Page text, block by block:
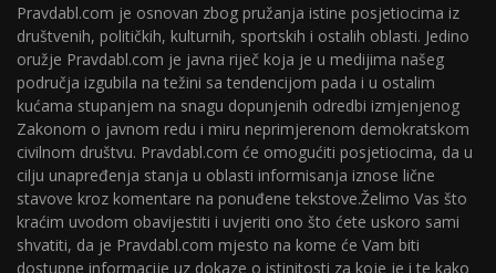
Pravdabl.com je osnovan zbog pružanja istine posjetiocima iz
društvenih, političkih, kulturnih, sportskih i ostalih oblasti. Jedino
oružje Pravdabl.com je javna riječ koja je u medijima našeg
područja izgubila na težini sa tendencijom pada i u ostalim
kućama stupanjem na snagu dopunjenih odredbi izmjenjenog
Zakonom o javnom redu i miru neprimjerenom demokratskom
civilnom društvu. Pravdabl.com će omogućiti posjetiocima, da u
cilju unapređenja stanja u oblasti informisanja iznose lične
stavove kroz komentare na ponuđene tekstove.Želimo Vas što
kraćim uvodom obavijestiti i uvjeriti ono što ćete uskoro sami
shvatiti, da je Pravdabl.com mjesto na kome će Vam biti
dostupne informacije uz dokaze o istinitosti za koje je i te kako